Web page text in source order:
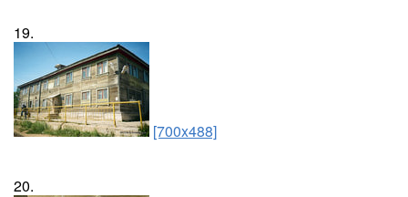
19.
[700x488]
20.